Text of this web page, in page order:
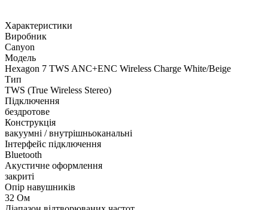
Характеристики
Виробник
Canyon
Модель
Hexagon 7 TWS ANC+ENC Wireless Charge White/Beige
Тип
TWS (True Wireless Stereo)
Підключення
бездротове
Конструкція
вакуумні / внутрішньоканальні
Інтерфейс підключення
Bluetooth
Акустичне оформлення
закриті
Опір навушників
32 Ом